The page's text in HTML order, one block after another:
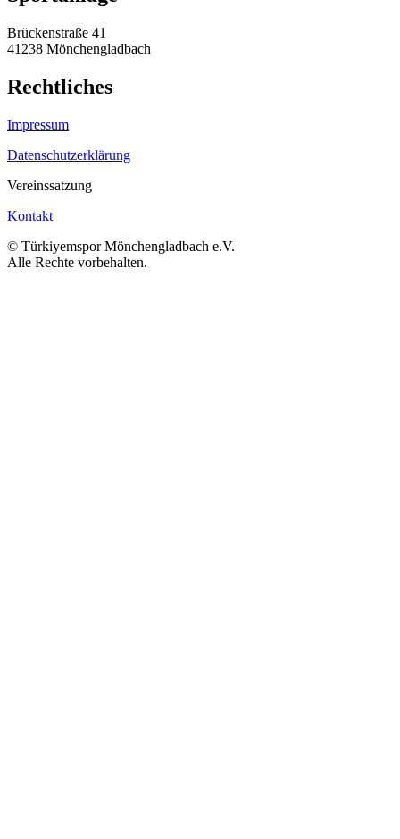
Brückenstraße 41
41238 Mönchengladbach
Rechtliches
Impressum
Datenschutzerklärung
Vereinssatzung
Kontakt
© Türkiyemspor Mönchengladbach e.V.
Alle Rechte vorbehalten.